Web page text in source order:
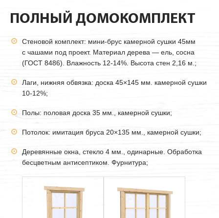
ПОЛНЫЙ ДОМОКОМПЛЕКТ
Стеновой комплект: мини-брус камерной сушки 45мм
с чашами под проект. Материал дерева — ель, сосна
(ГОСТ 8486). Влажность 12-14%. Высота стен 2,16 м.;
Лаги, нижняя обвязка: доска 45×145 мм. камерной сушки
10-12%;
Полы: половая доска 35 мм., камерной сушки;
Потолок: имитация бруса 20×135 мм., камерной сушки;
Деревянные окна, стекло 4 мм., одинарные. Обработка
бесцветным антисептиком. Фурнитура;